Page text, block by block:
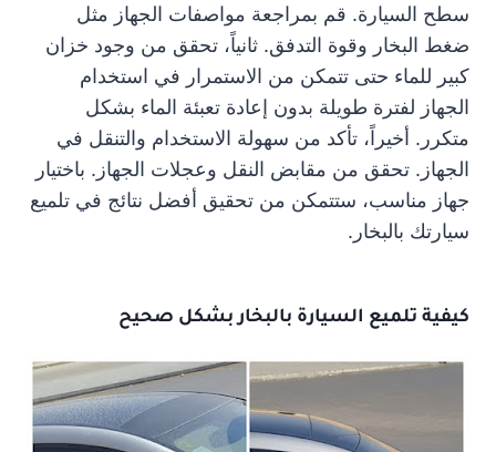
سطح السيارة. قم بمراجعة مواصفات الجهاز مثل
ضغط البخار وقوة التدفق. ثانياً، تحقق من وجود خزان
كبير للماء حتى تتمكن من الاستمرار في استخدام
الجهاز لفترة طويلة بدون إعادة تعبئة الماء بشكل
متكرر. أخيراً، تأكد من سهولة الاستخدام والتنقل في
الجهاز. تحقق من مقابض النقل وعجلات الجهاز. باختيار
جهاز مناسب، ستتمكن من تحقيق أفضل نتائج في تلميع
سيارتك بالبخار.
كيفية تلميع السيارة بالبخار بشكل صحيح